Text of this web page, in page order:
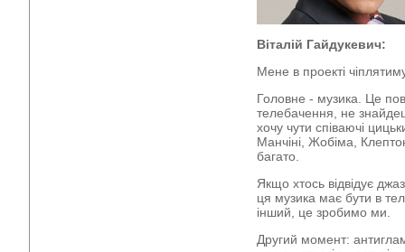
Віталій Гайдукевич:
Мене в проекті
Головне - музика. Це
телебачення, не
хочу чути співаючі
Манчіні, Жобіма,
багато.
Якщо хтось відвідує
ця музика має бути в
інший, це зробимо ми.
Другий момент: